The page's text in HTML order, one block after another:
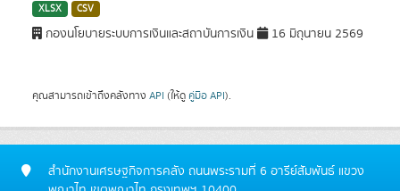
XLSX CSV
กองนโยบายระบบการเงินและสถาบันการเงิน 16 มิถุนายน 2569
คุณสามารถเข้าถึงคลังทาง API (ให้ดู คู่มือ API).
สำนักงานเศรษฐกิจการคลัง ถนนพระรามที่ 6 อารีย์สัมพันธ์ แขวง